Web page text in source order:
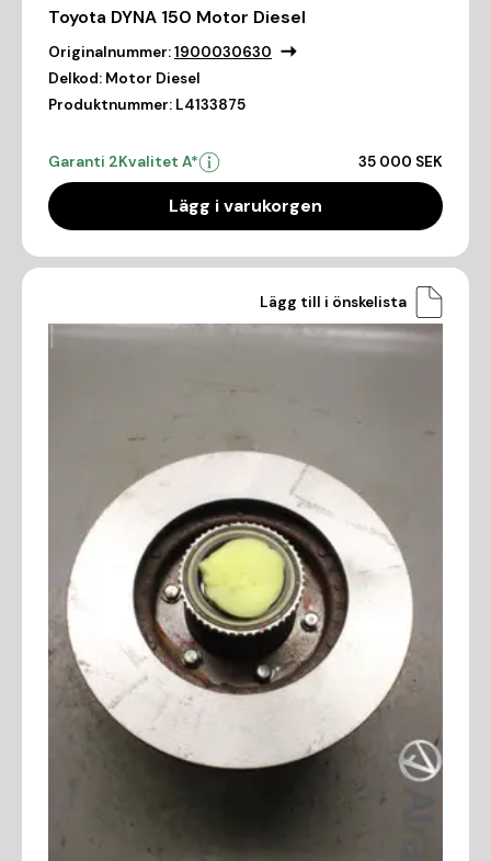
Toyota DYNA 150 Motor Diesel
Originalnummer:1900030630
Delkod: Motor Diesel
Produktnummer: L4133875
Garanti 2Kvalitet A* 35 000 SEK
Lägg i varukorgen
Lägg till i önskelista